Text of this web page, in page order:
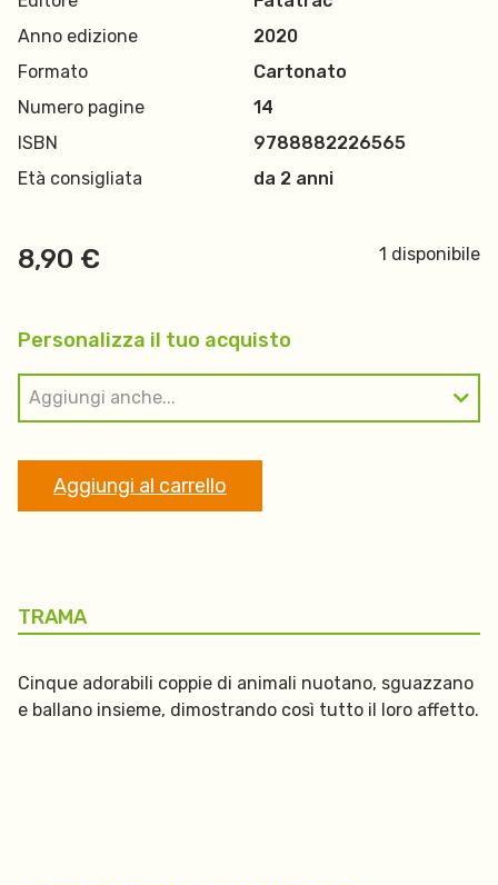
Anno edizione
2020
Formato
Cartonato
Numero pagine
14
ISBN
9788882226565
Età consigliata
da 2 anni
8,90 € 1 disponibile
Personalizza il tuo acquisto
Aggiungi anche...
Aggiungi al carrello
TRAMA
Cinque adorabili coppie di animali nuotano, sguazzano
e ballano insieme, dimostrando così tutto il loro affetto.